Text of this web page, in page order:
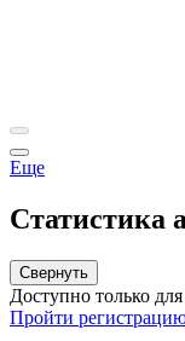
Еще
Статистика
Свернуть
Доступно только
Пройти